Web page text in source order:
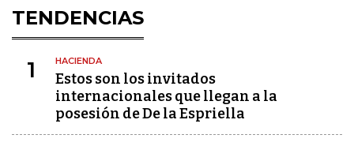
TENDENCIAS
1 HACIENDA
Estos son los invitados
internacionales que llegan a la
posesión de De la Espriella